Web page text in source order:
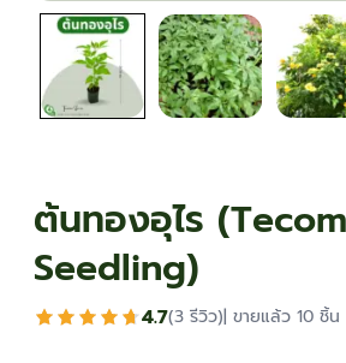
ต้นทองอุไร
Seedling)
4.7(3 รีวิว)| ขายแล้ว 10 ชิ้น